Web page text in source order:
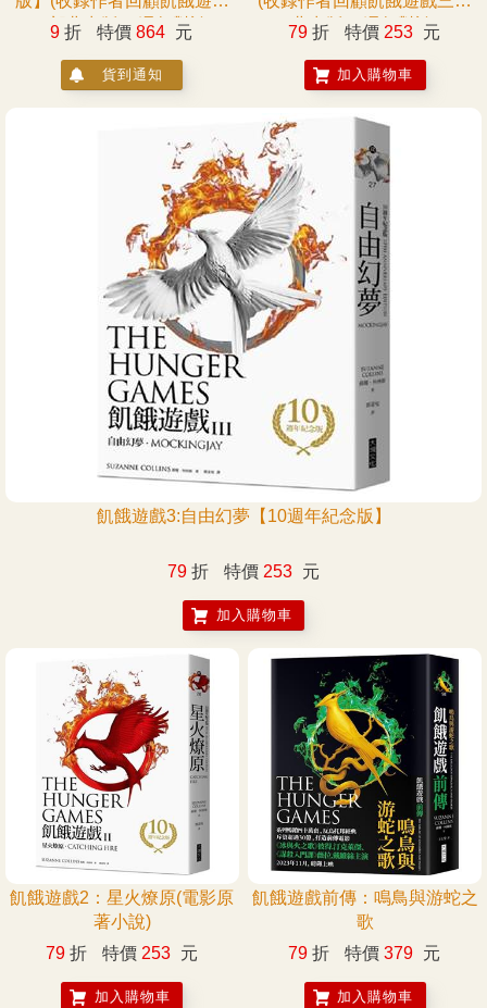
三部曲出版10週年對談)
9 折 特價 864 元
貨到通知
曲出版10週年對談)
79 折 特價 253 元
加入購物車
飢餓遊戲3:自由幻夢【10週年紀念版】
79 折 特價 253 元
加入購物車
飢餓遊戲2：星火燎原(電影原
著小說)
79 折 特價 253 元
加入購物車
飢餓遊戲前傳：鳴鳥與游蛇之
歌
79 折 特價 379 元
加入購物車